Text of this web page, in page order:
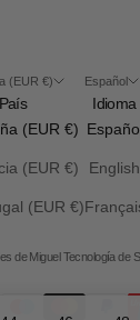
(EUR €)
País
(EUR €)
(EUR €)
(EUR €)
Español
Idioma
English
de MiguelTecnología de